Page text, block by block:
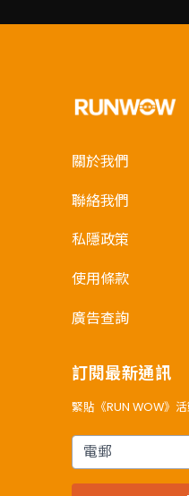
關於我們
聯絡我們
私隱政策
使用條款
廣告查詢
訂閱最新通訊
緊貼《RUN WOW》
電郵